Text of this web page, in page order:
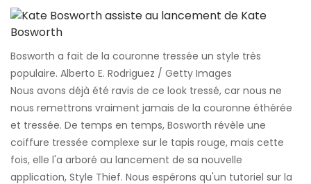
Bosworth a fait de la couronne tressée un style très
populaire. Alberto E. Rodriguez / Getty Images
Nous avons déjà été ravis de ce look tressé, car nous ne
nous remettrons vraiment jamais de la couronne éthérée
et tressée. De temps en temps, Bosworth révèle une
coiffure tressée complexe sur le tapis rouge, mais cette
fois, elle l'a arboré au lancement de sa nouvelle
application, Style Thief. Nous espérons qu'un tutoriel sur la